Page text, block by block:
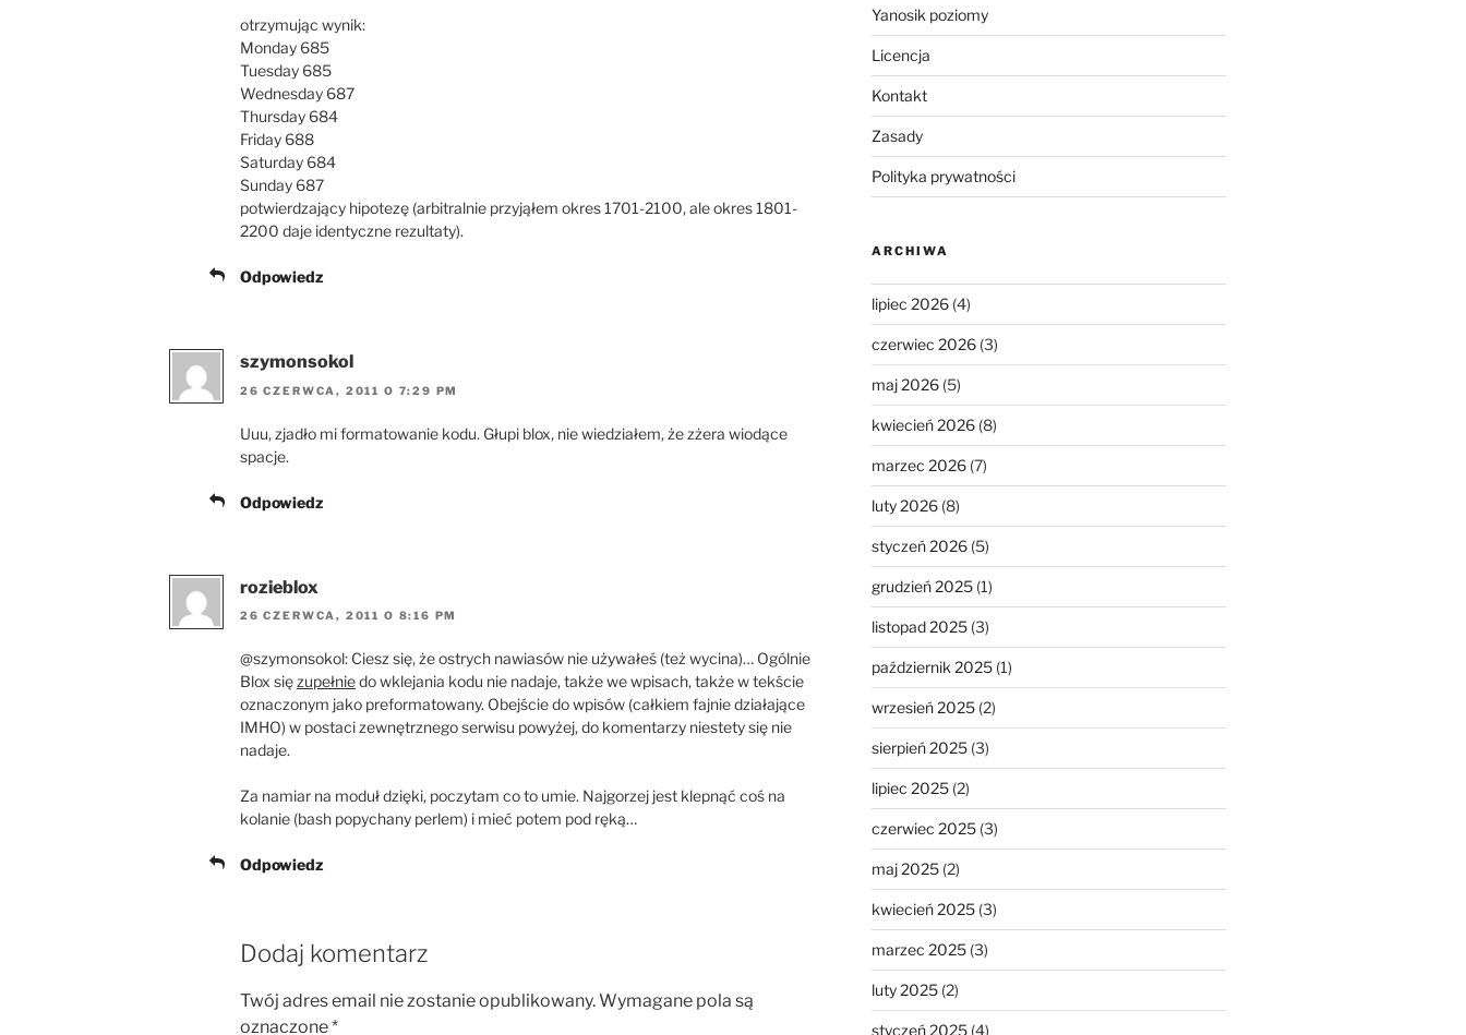
otrzymując wynik:
Monday 685
Tuesday 685
Wednesday 687
Thursday 684
Friday 688
Saturday 684
Sunday 687
potwierdzający hipotezę (arbitralnie przyjąłem okres 1701-2100, ale okres 1801-
2200 daje identyczne rezultaty).
Odpowiedz
szymonsokol
26 CZERWCA, 2011 O 7:29 PM
Uuu, zjadło mi formatowanie kodu. Głupi blox, nie wiedziałem, że zżera wiodące
spacje.
Odpowiedz
rozieblox
26 CZERWCA, 2011 O 8:16 PM
@szymonsokol: Ciesz się, że ostrych nawiasów nie używałeś (też wycina)… Ogólnie
Blox się zupełniedo wklejania kodu nie nadaje, także we wpisach, także w tekście
oznaczonym jako preformatowany. Obejście do wpisów (całkiem fajnie działające
IMHO) w postaci zewnętrznego serwisu powyżej, do komentarzy niestety się nie
nadaje.
Za namiar na moduł dzięki, poczytam co to umie. Najgorzej jest klepnąć coś na
kolanie (bash popychany perlem) i mieć potem pod ręką…
Odpowiedz
Dodaj komentarz
Twój adres email nie zostanie opublikowany.Wymagane pola są
oznaczone*
Yanosik poziomy
Licencja
Kontakt
Zasady
Polityka prywatności
ARCHIWA
lipiec 2026(4)
czerwiec 2026(3)
maj 2026(5)
kwiecień 2026(8)
marzec 2026(7)
luty 2026(8)
styczeń 2026(5)
grudzień 2025(1)
listopad 2025(3)
październik 2025(1)
wrzesień 2025(2)
sierpień 2025(3)
lipiec 2025(2)
czerwiec 2025(3)
maj 2025(2)
kwiecień 2025(3)
marzec 2025(3)
luty 2025(2)
styczeń 2025(4)